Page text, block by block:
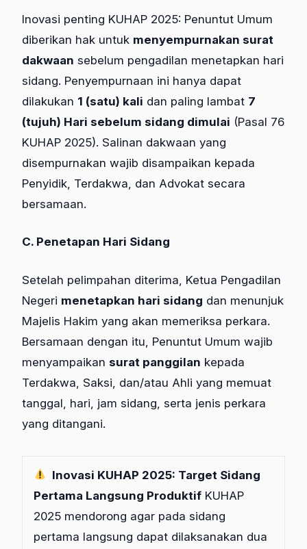
Inovasi penting KUHAP 2025: Penuntut Umum
diberikan hak untuk menyempurnakan surat
dakwaan sebelum pengadilan menetapkan hari
sidang. Penyempurnaan ini hanya dapat
dilakukan 1 (satu) kali dan paling lambat 7
(tujuh) Hari sebelum sidang dimulai (Pasal 76
KUHAP 2025). Salinan dakwaan yang
disempurnakan wajib disampaikan kepada
Penyidik, Terdakwa, dan Advokat secara
bersamaan.
C. Penetapan Hari Sidang
Setelah pelimpahan diterima, Ketua Pengadilan
Negeri menetapkan hari sidang dan menunjuk
Majelis Hakim yang akan memeriksa perkara.
Bersamaan dengan itu, Penuntut Umum wajib
menyampaikan surat panggilan kepada
Terdakwa, Saksi, dan/atau Ahli yang memuat
tanggal, hari, jam sidang, serta jenis perkara
yang ditangani.
Inovasi KUHAP 2025: Target Sidang
Pertama Langsung Produktif KUHAP
2025 mendorong agar pada sidang
pertama langsung dapat dilaksanakan dua